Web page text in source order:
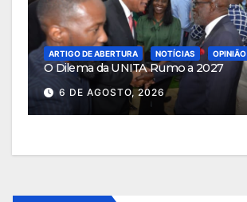
ARTIGO DE ABERTURA NOTÍCIAS OPINIÃO
O Dilema da UNITA Rumo a 2027
6 DE AGOSTO, 2026